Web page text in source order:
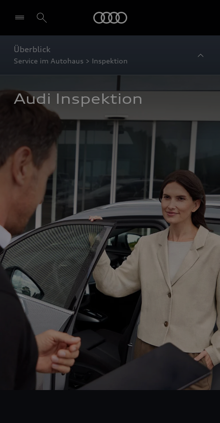
Überblick
Service im Autohaus > Inspektion
Audi Inspektion